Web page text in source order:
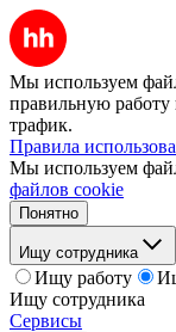
Мы используем
правильную работу
трафик.
Правила
Мы используем
файлов cookie
Понятно
Ищу сотрудника
Ищу работу
Ищу сотрудника
Сервисы